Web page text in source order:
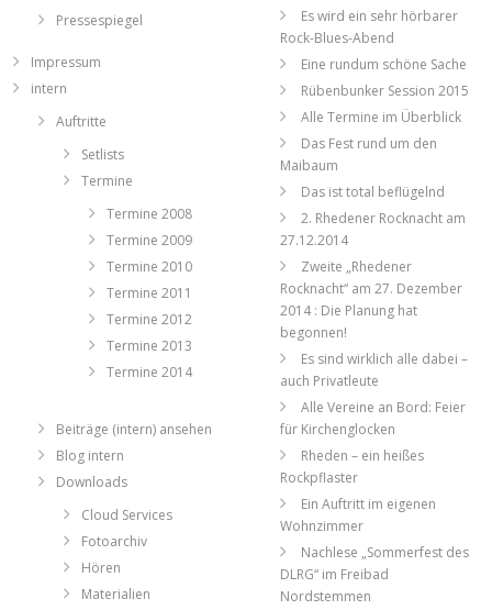
Pressespiegel
Impressum
intern
Auftritte
Setlists
Termine
Termine 2008
Termine 2009
Termine 2010
Termine 2011
Termine 2012
Termine 2013
Termine 2014
Beiträge (intern) ansehen
Blog intern
Downloads
Cloud Services
Fotoarchiv
Hören
Materialien
Es wird ein sehr hörbarer
Rock-Blues-Abend
Eine rundum schöne Sache
Rübenbunker Session 2015
Alle Termine im Überblick
Das Fest rund um den
Maibaum
Das ist total beflügelnd
2. Rhedener Rocknacht am
27.12.2014
Zweite „Rhedener
Rocknacht“ am 27. Dezember
2014 : Die Planung hat
begonnen!
Es sind wirklich alle dabei –
auch Privatleute
Alle Vereine an Bord: Feier
für Kirchenglocken
Rheden – ein heißes
Rockpflaster
Ein Auftritt im eigenen
Wohnzimmer
Nachlese „Sommerfest des
DLRG“ im Freibad
Nordstemmen